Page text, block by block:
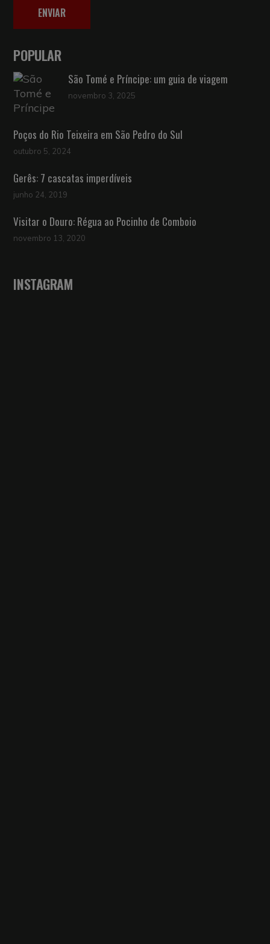
ENVIAR
POPULAR
São Tomé e Príncipe: um guia de viagem
novembro 3, 2025
Poços do Rio Teixeira em São Pedro do Sul
outubro 5, 2024
Gerês: 7 cascatas imperdíveis
junho 24, 2019
Visitar o Douro: Régua ao Pocinho de Comboio
novembro 13, 2020
INSTAGRAM